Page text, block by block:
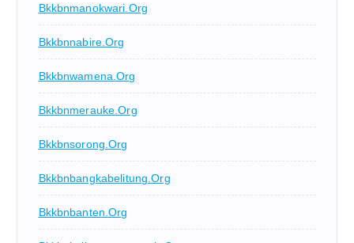
Bkkbnmanokwari.org
Bkkbnnabire.org
Bkkbnwamena.org
Bkkbnmerauke.org
Bkkbnsorong.org
Bkkbnbangkabelitung.org
Bkkbnbanten.org